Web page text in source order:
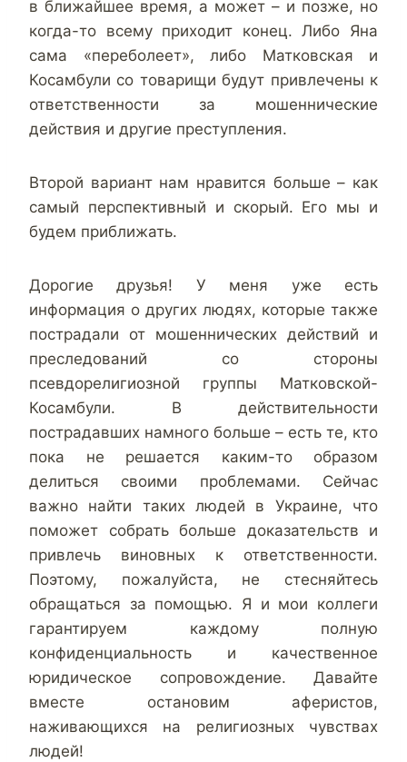
в ближайшее время, а может – и позже, но
когда-то всему приходит конец. Либо Яна
сама «переболеет», либо Матковская и
Косамбули со товарищи будут привлечены к
ответственности за мошеннические
действия и другие преступления.
Второй вариант нам нравится больше – как
самый перспективный и скорый. Его мы и
будем приближать.
Дорогие друзья! У меня уже есть
информация о других людях, которые также
пострадали от мошеннических действий и
преследований со стороны
псевдорелигиозной группы Матковской-
Косамбули. В действительности
пострадавших намного больше – есть те, кто
пока не решается каким-то образом
делиться своими проблемами. Сейчас
важно найти таких людей в Украине, что
поможет собрать больше доказательств и
привлечь виновных к ответственности.
Поэтому, пожалуйста, не стесняйтесь
обращаться за помощью. Я и мои коллеги
гарантируем каждому полную
конфиденциальность и качественное
юридическое сопровождение. Давайте
вместе остановим аферистов,
наживающихся на религиозных чувствах
людей!